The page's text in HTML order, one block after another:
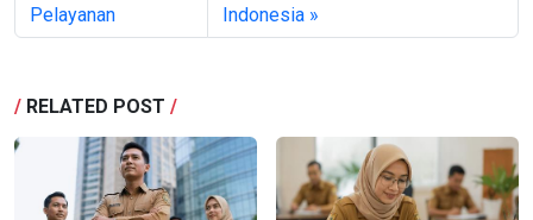
Pelayanan
Indonesia »
/ RELATED POST /